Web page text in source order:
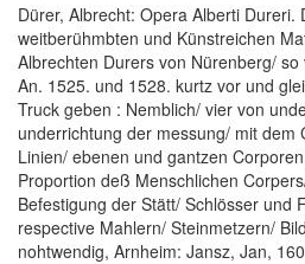
Dürer, Albrecht: Opera Alberti Dureri.
weitberühmbten und Künstreichen
Albrechten Durers von Nürenberg/
An. 1525. und 1528. kurtz vor und
Truck geben : Nemblich/ vier von
underrichtung der messung/ mit dem
Linien/ ebenen und gantzen
Proportion deß Menschlichen
Befestigung der Stätt/ Schlösser und
respective Mahlern/ Steinmetzern/
nohtwendig, Arnheim: Jansz, Jan,